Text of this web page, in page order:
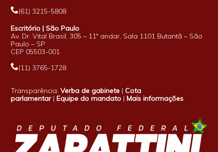
(61) 3215-5808
Escritório | São Paulo
Av. Dr. Vital Brasil, 305 – 11º andar, Sala 1101 Butantã – São
Paulo – SP
CEP 05503-001
(11) 3765-1728
Transparência:Verba de gabinete |Cota
parlamentar|Equipe do mandato |Mais informações